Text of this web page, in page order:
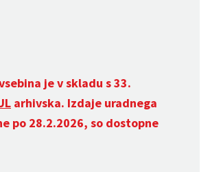
je v skladu s 33.
arhivska. Izdaje uradnega
po 28.2.2026, so dostopne